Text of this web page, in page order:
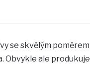
se skvělým poměrem
Obvykle ale produkuje